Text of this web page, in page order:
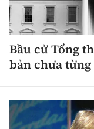
Bầu cử Tổng
bản chưa